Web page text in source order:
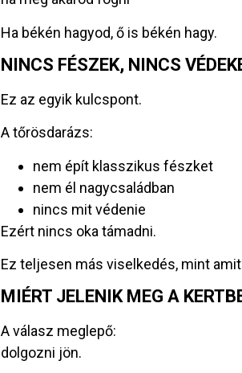
Ha békén hagyod, ő is békén hagy.
NINCS FÉSZEK, NINCS
Ez az egyik kulcspont.
A tőrösdarázs:
nem épít klasszikus fészket
nem él nagycsaládban
nincs mit védenie
Ezért nincs oka támadni.
Ez teljesen más viselkedés, mint
MIÉRT JELENIK MEG A
A válasz meglepő:
dolgozni jön.